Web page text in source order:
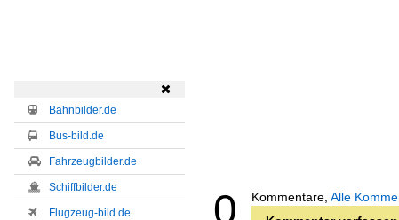

Bahnbilder.de
Bus-bild.de
Fahrzeugbilder.de
Schiffbilder.de
Flugzeug-bild.de 0 Kommentare, Alle